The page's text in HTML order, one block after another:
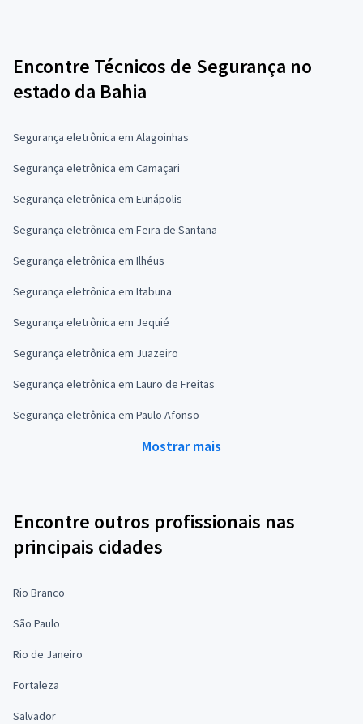
Encontre Técnicos de Segurança no
estado da Bahia
Segurança eletrônica em Alagoinhas
Segurança eletrônica em Camaçari
Segurança eletrônica em Eunápolis
Segurança eletrônica em Feira de Santana
Segurança eletrônica em Ilhéus
Segurança eletrônica em Itabuna
Segurança eletrônica em Jequié
Segurança eletrônica em Juazeiro
Segurança eletrônica em Lauro de Freitas
Segurança eletrônica em Paulo Afonso
Mostrar mais
Encontre outros profissionais nas
principais cidades
Rio Branco
São Paulo
Rio de Janeiro
Fortaleza
Salvador